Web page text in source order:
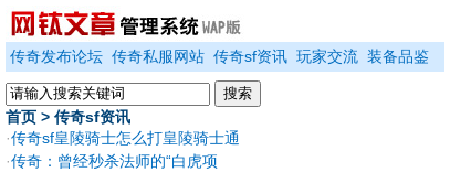
传奇发布论坛 传奇私服网站 传奇sf资讯 玩家交流 装备品鉴
首页 > 传奇sf资讯
·传奇sf皇陵骑士怎么打皇陵骑士通
关方式详解
·传奇：曾经秒杀法师的“白虎项